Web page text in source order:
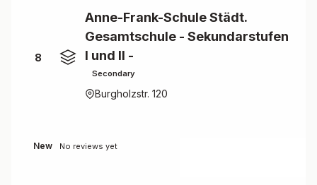
8
Anne-Frank-Schule Städt.
Gesamtschule - Sekundarstufen
I und II -
Secondary
Burgholzstr. 120
New No reviews yet